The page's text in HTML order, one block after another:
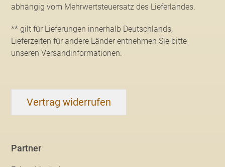
abhängig vom Mehrwertsteuersatz des Lieferlandes.
** gilt für Lieferungen innerhalb Deutschlands,
Lieferzeiten für andere Länder entnehmen Sie bitte
unseren Versandinformationen.
Vertrag widerrufen
Partner